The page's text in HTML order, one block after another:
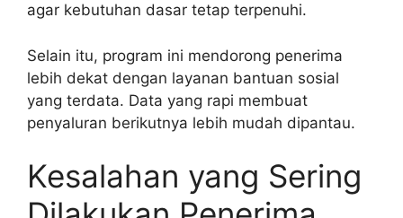
agar kebutuhan dasar tetap terpenuhi.
Selain itu, program ini mendorong penerima
lebih dekat dengan layanan bantuan sosial
yang terdata. Data yang rapi membuat
penyaluran berikutnya lebih mudah dipantau.
Kesalahan yang Sering